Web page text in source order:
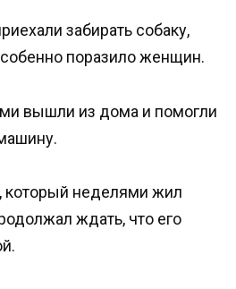
забирать собаку,
поразило женщин.
вышли из дома и помогли
который неделями жил
ждать, что его